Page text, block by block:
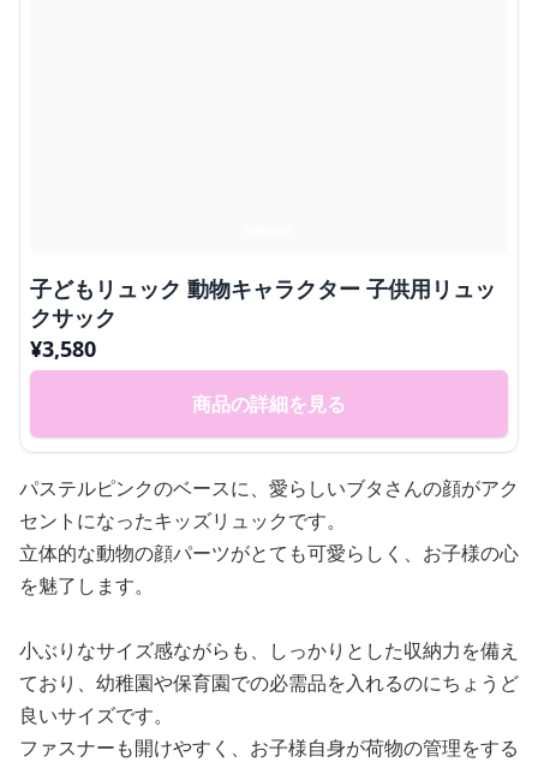
子どもリュック 動物キャラクター 子供用リュッ
クサック
¥3,580
商品の詳細を見る
パステルピンクのベースに、愛らしいブタさんの顔がアク
セントになったキッズリュックです。
立体的な動物の顔パーツがとても可愛らしく、お子様の心
を魅了します。
小ぶりなサイズ感ながらも、しっかりとした収納力を備え
ており、幼稚園や保育園での必需品を入れるのにちょうど
良いサイズです。
ファスナーも開けやすく、お子様自身が荷物の管理をする